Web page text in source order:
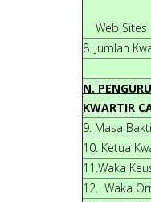
Web Sites
8. Jumlah
N.
KWARTIR
9. Masa Bakti
10. Ketua
11.Waka
12. Waka